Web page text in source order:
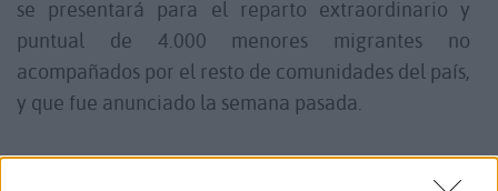
se presentará para el reparto extraordinario y
puntual de 4.000 menores migrantes no
acompañados por el resto de comunidades del país,
y que fue anunciado la semana pasada.
A estos trabajos también se sumarán los servicios